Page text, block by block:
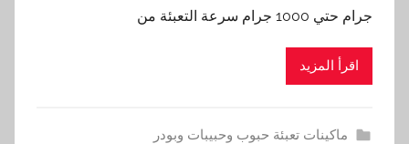
جرام حتي 1000 جرام سرعة التعبئة من
اقرأ المزيد
ماكينات تعبئة حبوب وحبيبات وبودر